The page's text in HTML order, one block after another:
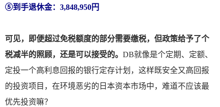
⑤到手退休金：3,848,950円
可见，即便超过免税额度的部分需要缴税，但政策给予了个
税减半的照顾，还是可以接受的。 DB就像是个定期、定额、
定投一个高利息回报的银行定存计划，这样既安全又高回报
的投资项目，在环境恶劣的日本资本市场中，难道不应该最
优先投资嘛？